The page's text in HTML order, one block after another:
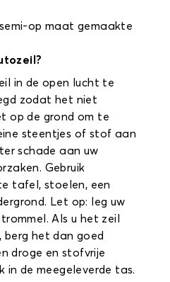
op maat gemaakte
in de open lucht te
zodat het niet
op de grond om te
steentjes of stof aan
schade aan uw
Gebruik
tafel, stoelen, een
Let op: leg uw
Als u het zeil
berg het dan goed
droge en stofvrije
in de meegeleverde tas.